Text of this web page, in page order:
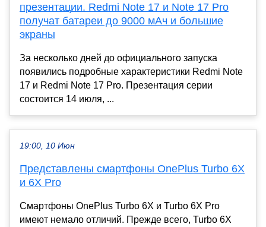
презентации. Redmi Note 17 и Note 17 Pro
получат батареи до 9000 мАч и большие
экраны
За несколько дней до официального запуска
появились подробные характеристики Redmi Note
17 и Redmi Note 17 Pro. Презентация серии
состоится 14 июля, ...
19:00, 10 Июн
Представлены смартфоны OnePlus Turbo 6X
и 6X Pro
Смартфоны OnePlus Turbo 6X и Turbo 6X Pro
имеют немало отличий. Прежде всего, Turbo 6X